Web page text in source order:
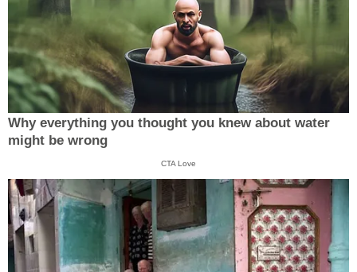
Why everything you thought you knew about water
might be wrong
CTA Love